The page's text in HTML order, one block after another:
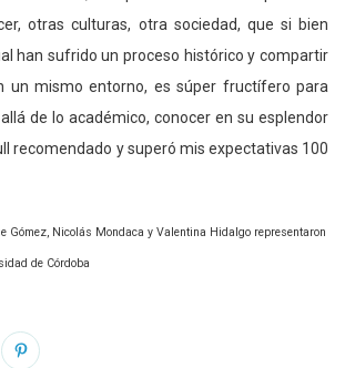
otras culturas, otra sociedad, que si bien
han sufrido un proceso histórico y compartir
un mismo entorno, es súper fructífero para
de lo académico, conocer en su esplendor
recomendado y superó mis expectativas 100
Gómez, Nicolás Mondaca y Valentina Hidalgo representaron
de Córdoba